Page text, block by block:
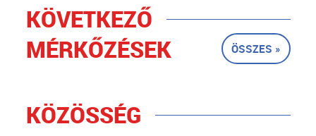
KÖVETKEZŐ
MÉRKŐZÉSEK
ÖSSZES »
KÖZÖSSÉG